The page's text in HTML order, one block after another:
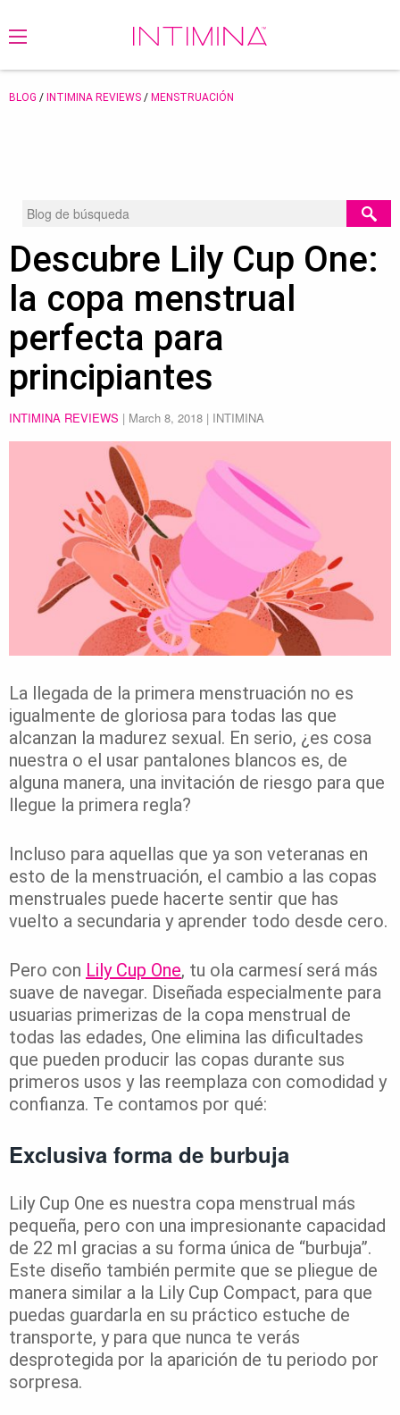
BLOG / INTIMINA REVIEWS / MENSTRUACIÓN
Descubre Lily Cup One:
la copa menstrual
perfecta para
principiantes
INTIMINA REVIEWS | March 8, 2018 | INTIMINA
La llegada de la primera menstruación no es
igualmente de gloriosa para todas las que
alcanzan la madurez sexual. En serio, ¿es cosa
nuestra o el usar pantalones blancos es, de
alguna manera, una invitación de riesgo para que
llegue la primera regla?
Incluso para aquellas que ya son veteranas en
esto de la menstruación, el cambio a las copas
menstruales puede hacerte sentir que has
vuelto a secundaria y aprender todo desde cero.
Pero con Lily Cup One, tu ola carmesí será más
suave de navegar. Diseñada especialmente para
usuarias primerizas de la copa menstrual de
todas las edades, One elimina las dificultades
que pueden producir las copas durante sus
primeros usos y las reemplaza con comodidad y
confianza. Te contamos por qué:
Exclusiva forma de burbuja
Lily Cup One es nuestra copa menstrual más
pequeña, pero con una impresionante capacidad
de 22 ml gracias a su forma única de “burbuja”.
Este diseño también permite que se pliegue de
manera similar a la Lily Cup Compact, para que
puedas guardarla en su práctico estuche de
transporte, y para que nunca te verás
desprotegida por la aparición de tu periodo por
sorpresa.